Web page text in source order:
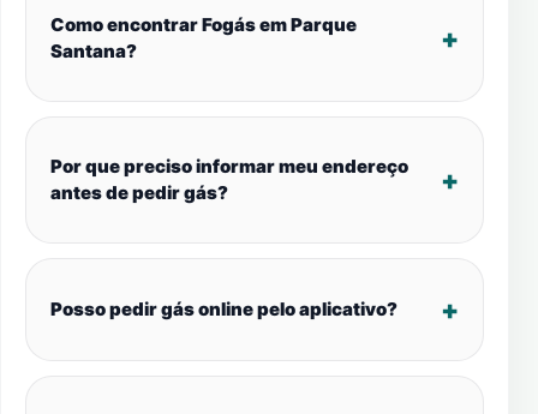
Como encontrar Fogás em Parque
Santana?
Por que preciso informar meu endereço
antes de pedir gás?
Posso pedir gás online pelo aplicativo?